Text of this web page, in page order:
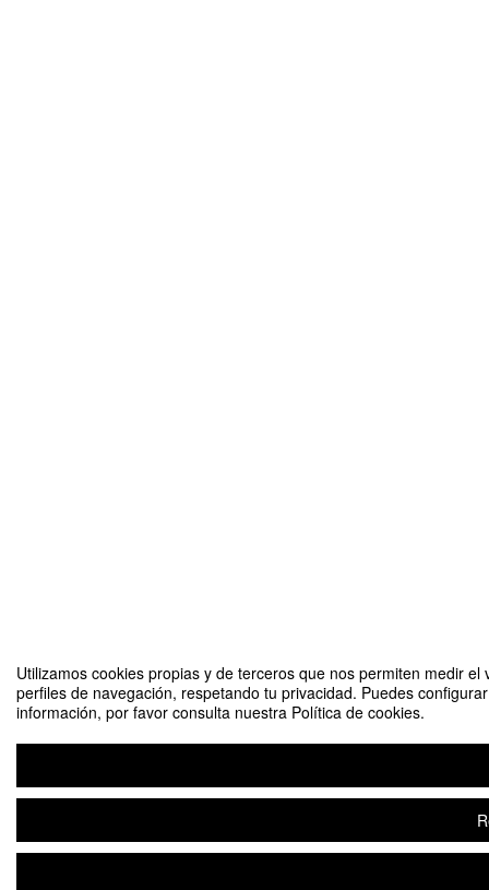
Utilizamos cookies propias y de terceros que nos permiten medir
perfiles de navegación, respetando tu privacidad. Puedes
información, por favor consulta nuestra Política de cookies.